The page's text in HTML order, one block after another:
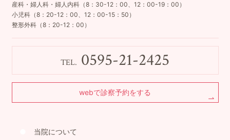
産科・婦人科・婦人内科（8：30-12：00、12：00-19：00）
小児科（8：20-12：00、12：00-15：50）
整形外科（8：20-12：00）
TEL. 0595-21-2425
webで診察予約をする
当院について